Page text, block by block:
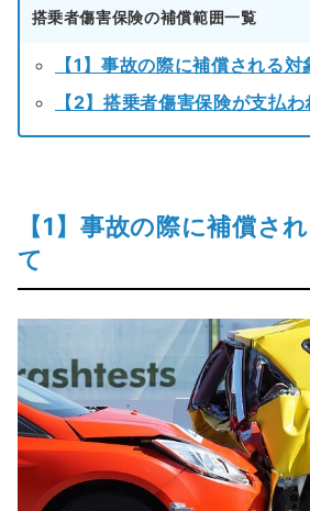
搭乗者傷害保険の補償範囲一覧
【1】事故の際に補償される対
【2】搭乗者傷害保険が支払
【1】事故の際に補償さ
て